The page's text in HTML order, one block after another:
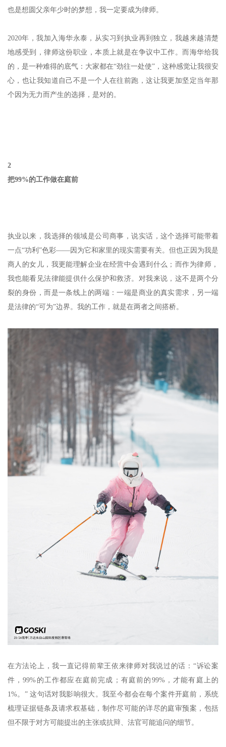
也是想圆父亲年少时的梦想，我一定要成为律师。
2020年，我加入海华永泰，从实习到执业再到独立，我越来越清楚
地感受到，律师这份职业，本质上就是在争议中工作。而海华给我
的，是一种难得的底气：大家都在“劲往一处使”，这种感觉让我很安
心，也让我知道自己不是一个人在往前跑，这让我更加坚定当年那
个因为无力而产生的选择，是对的。
2
把99%的工作做在庭前
执业以来，我选择的领域是公司商事，说实话，这个选择可能带着
一点“功利”色彩——因为它和家里的现实需要有关。但也正因为我是
商人的女儿，我更能理解企业在经营中会遇到什么；而作为律师，
我也能看见法律能提供什么保护和救济。对我来说，这不是两个分
裂的身份，而是一条线上的两端：一端是商业的真实需求，另一端
是法律的“可为”边界。我的工作，就是在两者之间搭桥。
在方法论上，我一直记得前辈王依来律师对我说过的话：“诉讼案
件，99%的工作都应在庭前完成；有庭前的99%，才能有庭上的
1%。” 这句话对我影响很大。我至今都会在每个案件开庭前，系统
梳理证据链条及请求权基础，制作尽可能的详尽的庭审预案，包括
但不限于对方可能提出的主张或抗辩、法官可能追问的细节。